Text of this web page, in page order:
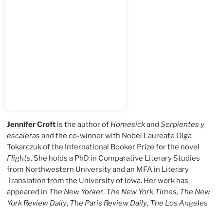
Jennifer Croft is the author of HomesickandSerpientes y
escaleras and the co-winner with Nobel Laureate Olga
Tokarczuk of the International Booker Prize for the novel
Flights. She holds a PhD in Comparative Literary Studies
from Northwestern University and an MFA in Literary
Translation from the University of Iowa. Her work has
appeared in The New Yorker, The New York Times, The New
York Review Daily, The Paris Review Daily, The Los Angeles